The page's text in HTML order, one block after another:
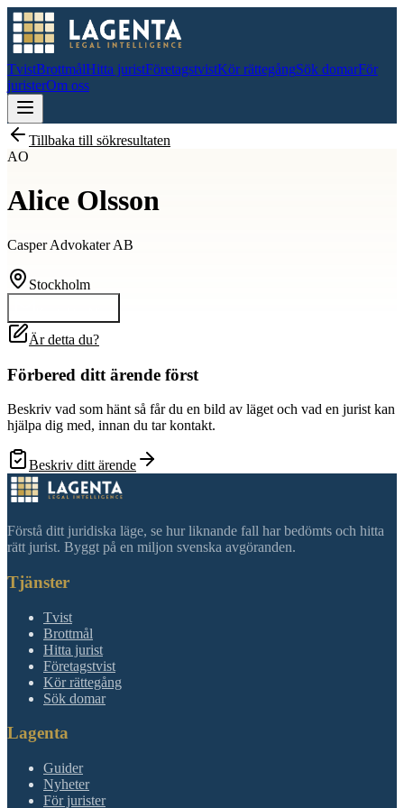
TvistBrottmålHitta juristFöretagstvistKör rättegångSök domarFör
juristerOm oss
Tillbaka till sökresultaten
AO
Alice Olsson
Casper Advokater AB
Stockholm
Är detta du?
Förbered ditt ärende först
Beskriv vad som hänt så får du en bild av läget och vad en jurist kan
hjälpa dig med, innan du tar kontakt.
Beskriv ditt ärende
Förstå ditt juridiska läge, se hur liknande fall har bedömts och hitta
rätt jurist. Byggt på en miljon svenska avgöranden.
Tjänster
Tvist
Brottmål
Hitta jurist
Företagstvist
Kör rättegång
Sök domar
Lagenta
Guider
Nyheter
För jurister